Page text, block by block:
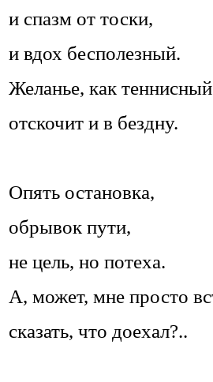
и спазм от тоски,
и вдох бесполезный.
Желанье, как
отскочит и в бездну.
Опять остановка,
обрывок пути,
не цель, но потеха.
А, может, мне просто
сказать, что доехал?..